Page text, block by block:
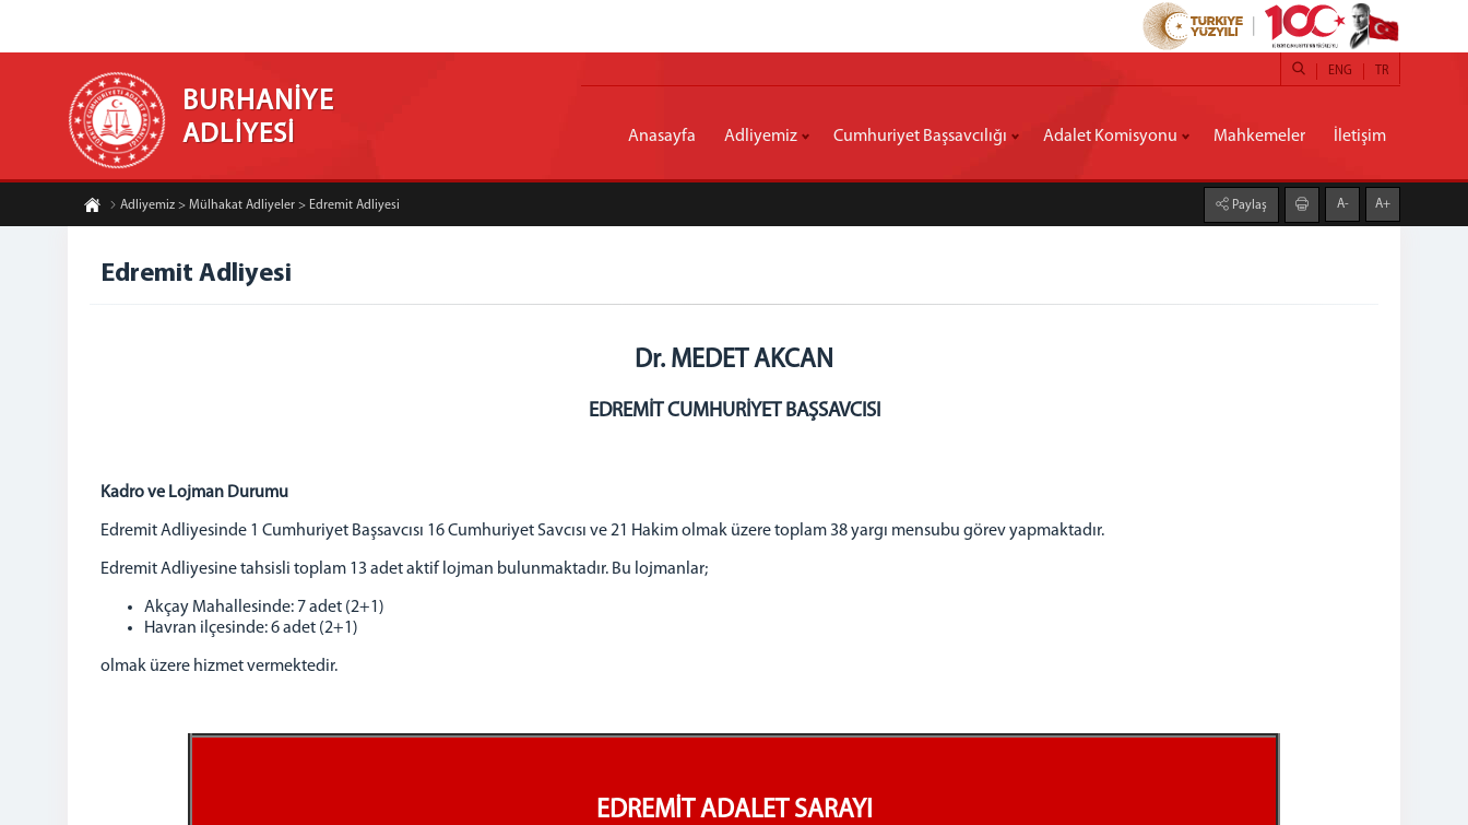
BURHANİYE
ADLİYESİ
TR
ENG
Anasayfa Adliyemiz Cumhuriyet Başsavcılığı Adalet Komisyonu Mahkemeler İletişim
Adliyemiz > Mülhakat Adliyeler > Edremit Adliyesi Paylaş A- A+
Edremit Adliyesi
Dr. MEDET AKCAN
EDREMİT CUMHURİYET BAŞSAVCISI
Kadro ve Lojman Durumu
Edremit Adliyesinde 1 Cumhuriyet Başsavcısı 16 Cumhuriyet Savcısı ve 21 Hakim olmak üzere toplam 38 yargı mensubu görev yapmaktadır.
Edremit Adliyesine tahsisli toplam 13 adet aktif lojman bulunmaktadır. Bu lojmanlar;
Akçay Mahallesinde: 7 adet (2+1)
Havran ilçesinde: 6 adet (2+1)
olmak üzere hizmet vermektedir.
EDREMİT ADALET SARAYI